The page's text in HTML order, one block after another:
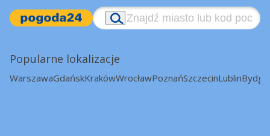
Popularne lokalizacje
WarszawaGdańskKrakówWrocławPoznańSzczecinLublin